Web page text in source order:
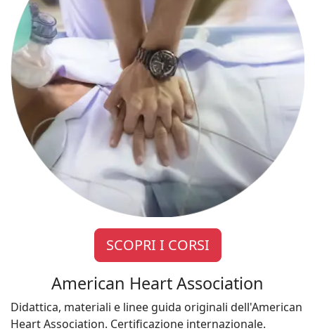
SCOPRI I CORSI
American Heart Association
Didattica, materiali e linee guida originali dell'American
Heart Association. Certificazione internazionale.